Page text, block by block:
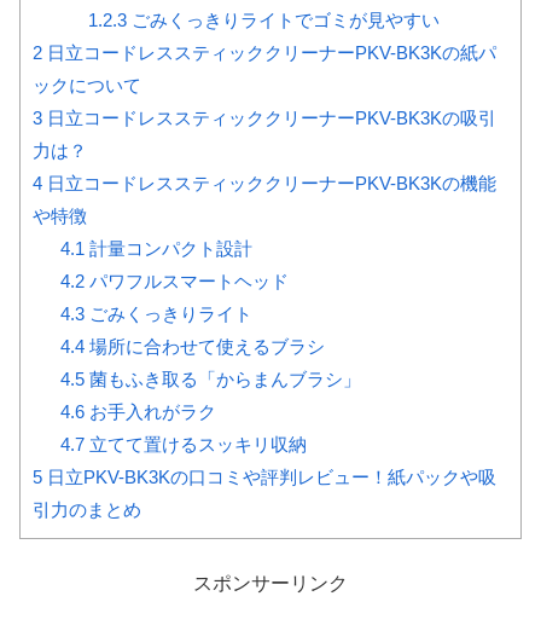
1.2.3ごみくっきりライトでゴミが見やすい
2 日立コードレススティッククリーナーPKV-BK3Kの紙パ
ックについて
3 日立コードレススティッククリーナーPKV-BK3Kの吸引
力は？
4 日立コードレススティッククリーナーPKV-BK3Kの機能
や特徴
4.1 計量コンパクト設計
4.2パワフルスマートヘッド
4.3ごみくっきりライト
4.4場所に合わせて使えるブラシ
4.5菌もふき取る「からまんブラシ」
4.6お手入れがラク
4.7立てて置けるスッキリ収納
5 日立PKV-BK3Kの口コミや評判レビュー！紙パックや吸
引力のまとめ
スポンサーリンク